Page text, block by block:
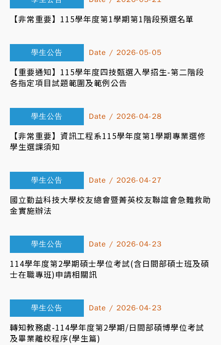
【非常重要】115學年度第1學期第1階段預選名單
學生公告 Date / 2026-05-05
【重要通知】115學年度四技甄選入學招生-第二階段
各指定項目試題範圍及範例公告
學生公告 Date / 2026-04-28
【非常重要】資訊工程系115學年度第1學期專業選修
學生選課須知
學生公告 Date / 2026-04-27
國立勤益科技大學校友總會暨菁英校友聯誼會急難救助
金實施辦法
學生公告 Date / 2026-04-23
114學年度第2學期碩士學位考試(含日間部碩士班及碩
士在職專班)申請相關訊
學生公告 Date / 2026-04-23
轉知教務處-114學年度第2學期/日間部碩博學位考試
及畢業離校程序(學生篇)